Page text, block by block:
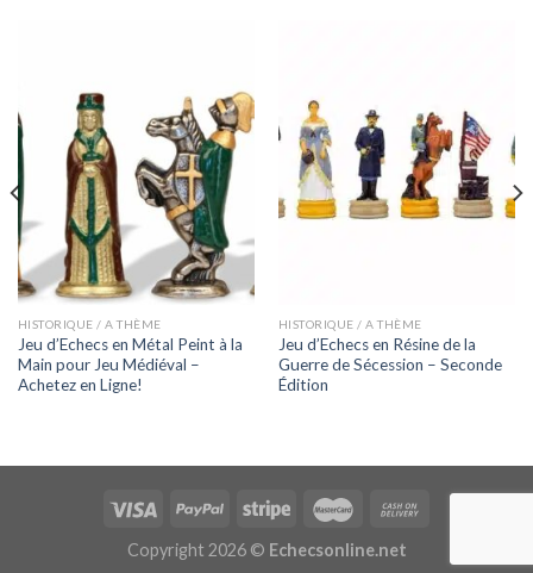
HISTORIQUE / A THÈME
Jeu d’Echecs en Métal Peint à la
Main pour Jeu Médiéval –
Achetez en Ligne!
HISTORIQUE / A THÈME
Jeu d’Echecs en Résine de la
Guerre de Sécession – Seconde
Édition
Copyright 2026 © Echecsonline.net